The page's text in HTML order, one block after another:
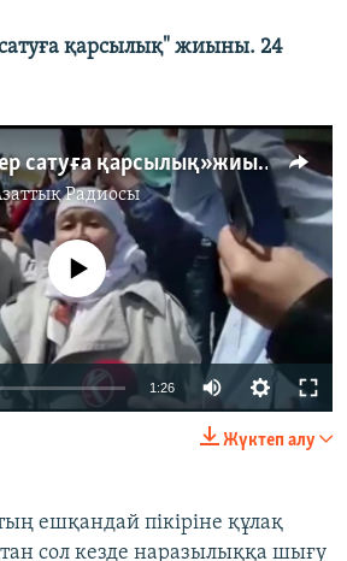
қарсылық" жиыны. 24
Атыраудағы «жер сатуға қарсылық» жиыны
Радиосы
source currently available
1:26
Жүктеп алу
ешқандай пікіріне құлақ
сол кезде наразылыққа шығу